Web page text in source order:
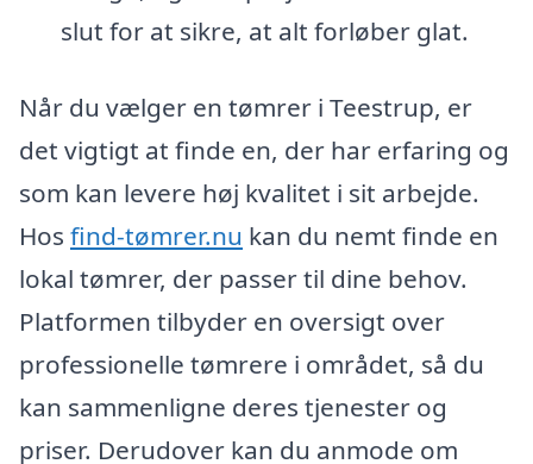
slut for at sikre, at alt forløber glat.
Når du vælger en tømrer i Teestrup, er
det vigtigt at finde en, der har erfaring og
som kan levere høj kvalitet i sit arbejde.
Hos find-tømrer.nu kan du nemt finde en
lokal tømrer, der passer til dine behov.
Platformen tilbyder en oversigt over
professionelle tømrere i området, så du
kan sammenligne deres tjenester og
priser. Derudover kan du anmode om